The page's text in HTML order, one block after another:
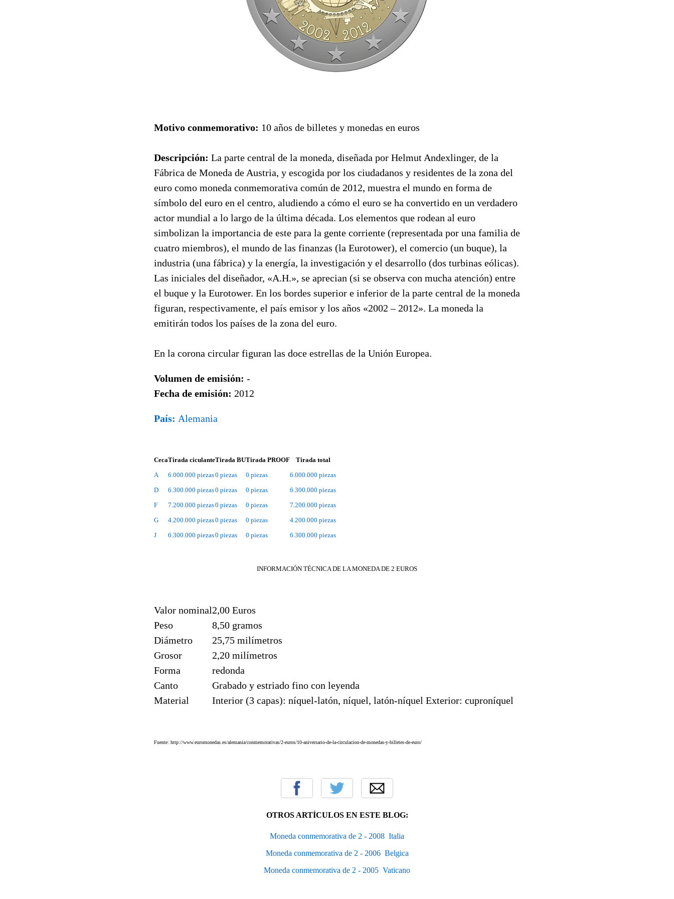
Motivo conmemorativo: 10 años de billetes y monedas en euros
Descripción: La parte central de la moneda, diseñada por Helmut Andexlinger, de la
Fábrica de Moneda de Austria, y escogida por los ciudadanos y residentes de la zona del
euro como moneda conmemorativa común de 2012, muestra el mundo en forma de
símbolo del euro en el centro, aludiendo a cómo el euro se ha convertido en un verdadero
actor mundial a lo largo de la última década. Los elementos que rodean al euro
simbolizan la importancia de este para la gente corriente (representada por una familia de
cuatro miembros), el mundo de las finanzas (la Eurotower), el comercio (un buque), la
industria (una fábrica) y la energía, la investigación y el desarrollo (dos turbinas eólicas).
Las iniciales del diseñador, «A.H.», se aprecian (si se observa con mucha atención) entre
el buque y la Eurotower. En los bordes superior e inferior de la parte central de la moneda
figuran, respectivamente, el país emisor y los años «2002 – 2012». La moneda la
emitirán todos los países de la zona del euro.
En la corona circular figuran las doce estrellas de la Unión Europea.
Volumen de emisión: -
Fecha de emisión: 2012
País: Alemania
CecaTirada ciculanteTirada BUTirada PROOF
Tirada total
A
6.000.000 piezas0 piezas 0 piezas
6.000.000 piezas
D
6.300.000 piezas0 piezas 0 piezas
6.300.000 piezas
F
7.200.000 piezas0 piezas 0 piezas
7.200.000 piezas
G
4.200.000 piezas0 piezas 0 piezas
4.200.000 piezas
J
6.300.000 piezas0 piezas 0 piezas 6.300.000 piezas
INFORMACIÓN TÉCNICA DE LA MONEDA DE 2 EUROS
Valor nominal2,00 Euros
Peso
8,50 gramos
Diámetro
25,75 milímetros
Grosor
2,20 milímetros
Forma
redonda
Canto
Grabado y estriado fino con leyenda
Material
Interior (3 capas): níquel-latón, níquel, latón-níquel Exterior: cuproníquel
Fuente: http://www.euromonedas.es/alemania/conmemorativas/2-euros/10-aniversario-de-la-circulacion-de-monedas-y-billetes-de-euro/
OTROS ARTÍCULOS EN ESTE BLOG:
Moneda conmemorativa de 2 - 2008  Italia
Moneda conmemorativa de 2 - 2006  Belgica
Moneda conmemorativa de 2 - 2005  Vaticano